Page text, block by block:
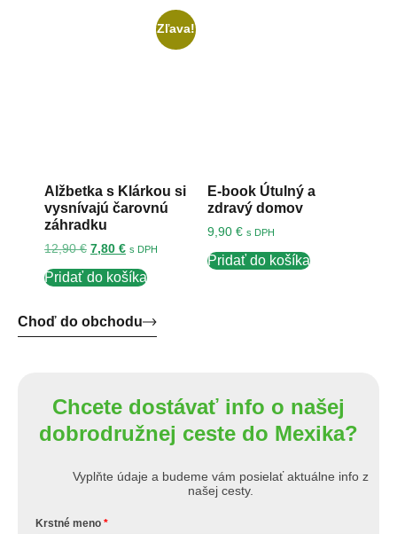
Zľava!
Alžbetka s Klárkou si
vysnívajú čarovnú
záhradku
12,90€ 7,80 € s DPH
Pridať do košíka
E-book Útulný a
zdravý domov
9,90 € s DPH
Pridať do košíka
Choď do obchodu
Chcete dostávať info o našej
dobrodružnej ceste do Mexika?
Vyplňte údaje a budeme vám posielať aktuálne info z
našej cesty.
Krstné meno